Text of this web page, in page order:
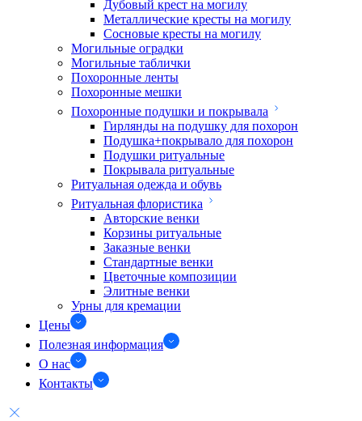
Дубовый крест на могилу
Металлические кресты на могилу
Сосновые кресты на могилу
Могильные оградки
Могильные таблички
Похоронные ленты
Похоронные мешки
Похоронные подушки и покрывала
Гирлянды на подушку для похорон
Подушка+покрывало для похорон
Подушки ритуальные
Покрывала ритуальные
Ритуальная одежда и обувь
Ритуальная флористика
Авторские венки
Корзины ритуальные
Заказные венки
Стандартные венки
Цветочные композиции
Элитные венки
Урны для кремации
Цены
Полезная информация
О нас
Контакты